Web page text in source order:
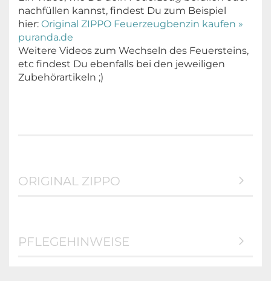
nachfüllen kannst, findest Du zum Beispiel
hier: Original ZIPPO Feuerzeugbenzin kaufen »
puranda.de
Weitere Videos zum Wechseln des Feuersteins,
etc findest Du ebenfalls bei den jeweiligen
Zubehörartikeln ;)
ORIGINAL ZIPPO
PFLEGEHINWEISE